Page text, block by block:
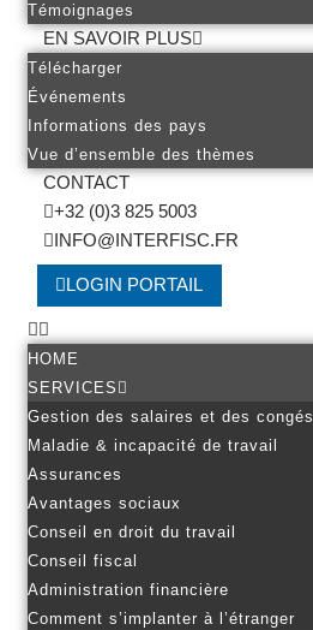
Témoignages
EN SAVOIR PLUS
Télécharger
Événements
Informations des pays
Vue d’ensemble des thèmes
CONTACT
+32 (0)3 825 5003
INFO@INTERFISC.FR
LOGIN PORTAIL
HOME
SERVICES
Gestion des salaires et des congés
Maladie & incapacité de travail
Assurances
Avantages sociaux
Conseil en droit du travail
Conseil fiscal
Administration financière
Comment s’implanter à l’étranger